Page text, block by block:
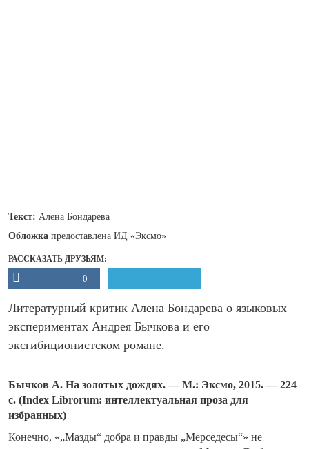
Текст: Алена Бондарева
Обложка предоставлена ИД «Эксмо»
РАССКАЗАТЬ ДРУЗЬЯМ:
0
Литературный критик Алена Бондарева о языковых
экспериментах Андрея Бычкова и его
эксгибиционистском романе.
Бычков А. На золотых дождях. — М.: Эксмо, 2015. — 224
с. (Index Librorum: интеллектуальная проза для
избранных)
Конечно, «„Мазды“ добра и правды „Мерседесы“» не